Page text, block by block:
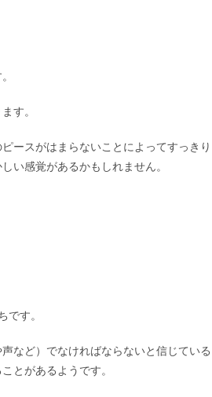
す。
ースがはまらないことによってすっきり
い感覚があるかもしれません。
す。
など）でなければならないと信じている
とがあるようです。